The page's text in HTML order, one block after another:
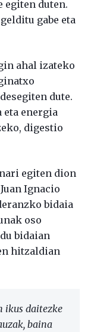
egiten duten.
gabe eta
ahal izateko
dute.
eta energia
digestio
egiten dion
Ignacio
bidaia
oso
bidaian
hitzaldian
ikus daitezke
baina